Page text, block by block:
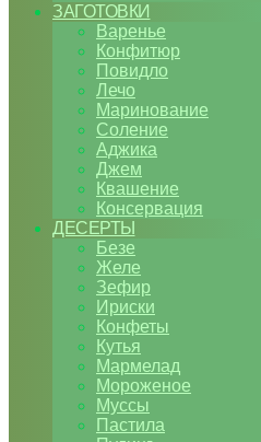
ЗАГОТОВКИ
Варенье
Конфитюр
Повидло
Лечо
Маринование
Соление
Аджика
Джем
Квашение
Консервация
ДЕСЕРТЫ
Безе
Желе
Зефир
Ириски
Конфеты
Кутья
Мармелад
Мороженое
Муссы
Пастила